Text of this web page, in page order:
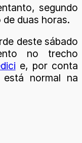
segundo
duas horas.
deste sábado
no trecho
e, por conta
normal na